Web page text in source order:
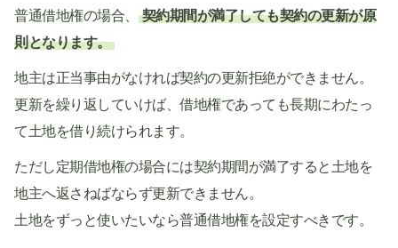
普通借地権の場合、
契約期間が満了しても契約の更新が原
則となります。
地主は正当事由がなければ契約の更新拒絶ができません。
更新を繰り返していけば、借地権であっても長期にわたっ
て土地を借り続けられます。
ただし定期借地権の場合には契約期間が満了すると土地を
地主へ返さねばならず更新できません。
土地をずっと使いたいなら普通借地権を設定すべきです。